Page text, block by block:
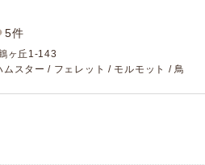
5件
ヶ丘1-143
スター / フェレット / モルモット / 鳥